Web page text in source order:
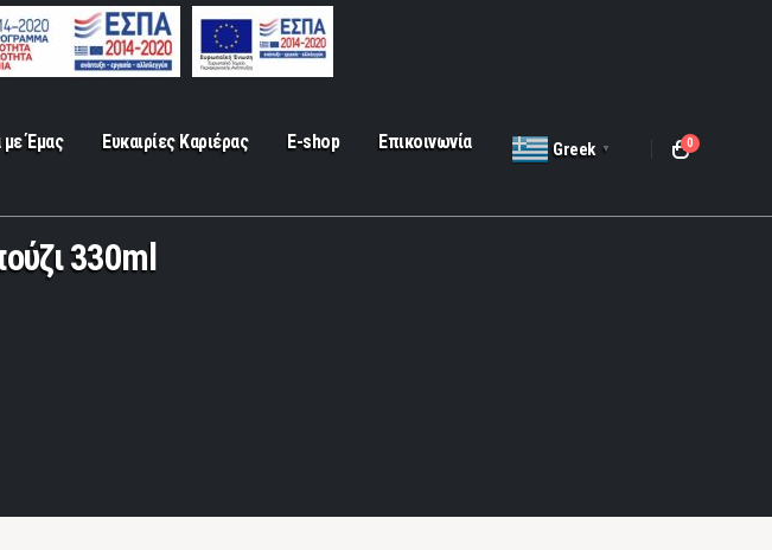
με Έμας Ευκαιρίες Καριέρας E-shop Επικοινωνία Greek ▼ 0
330ml